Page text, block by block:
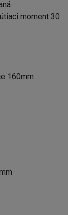
moment 30
160mm